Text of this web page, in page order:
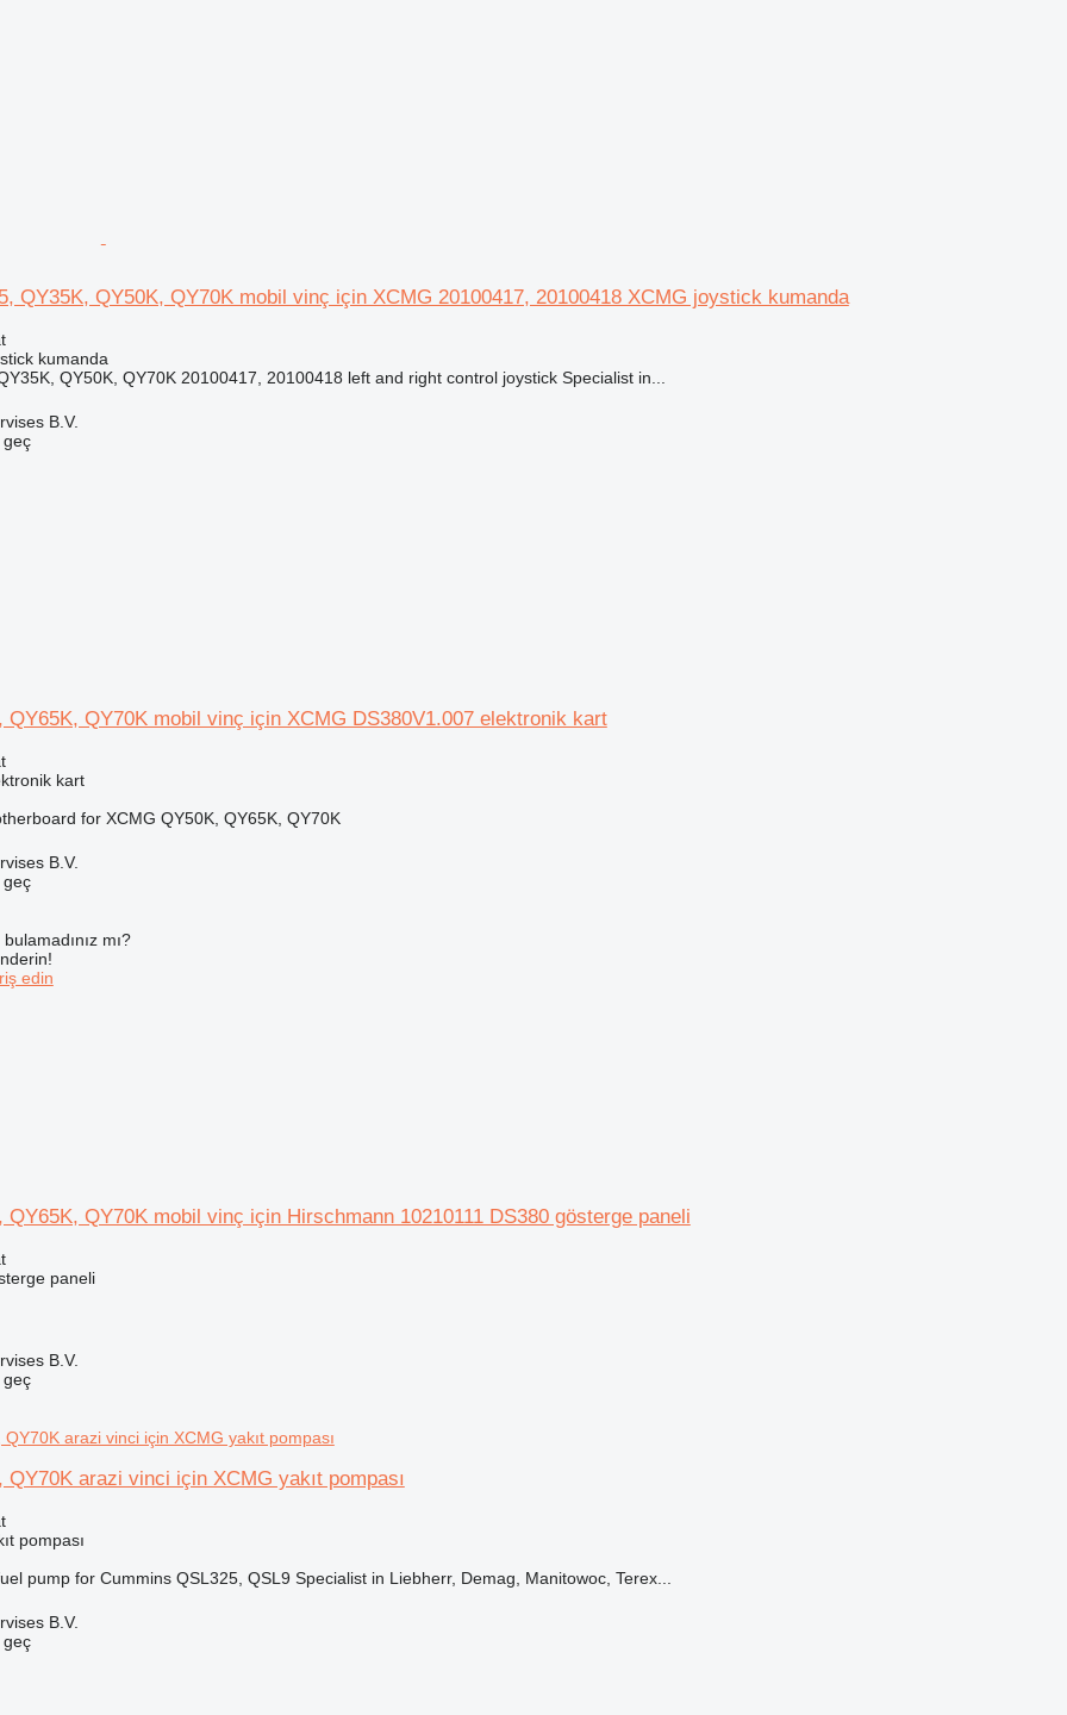
QY35K, QY50K, QY70K mobil vinç için XCMG 20100417, 20100418 XCMG joystick kumanda
kumanda
QY50K, QY70K 20100417, 20100418 left and right control joystick Specialist in...
B.V.
geç
QY65K, QY70K mobil vinç için XCMG DS380V1.007 elektronik kart
kart
for XCMG QY50K, QY65K, QY70K
B.V.
geç
mı?
edin
QY65K, QY70K mobil vinç için Hirschmann 10210111 DS380 gösterge paneli
paneli
B.V.
geç
QY70K arazi vinci için XCMG yakıt pompası
pompası
pump for Cummins QSL325, QSL9 Specialist in Liebherr, Demag, Manitowoc, Terex...
B.V.
geç